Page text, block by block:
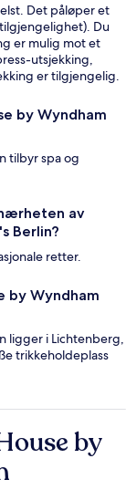
Det påløper et
Du
er mulig mot et
utsjekking,
er tilgjengelig.
by Wyndham
tilbyr spa og
av
Berlin?
retter.
by Wyndham
ligger i Lichtenberg,
trikkeholdeplass
by